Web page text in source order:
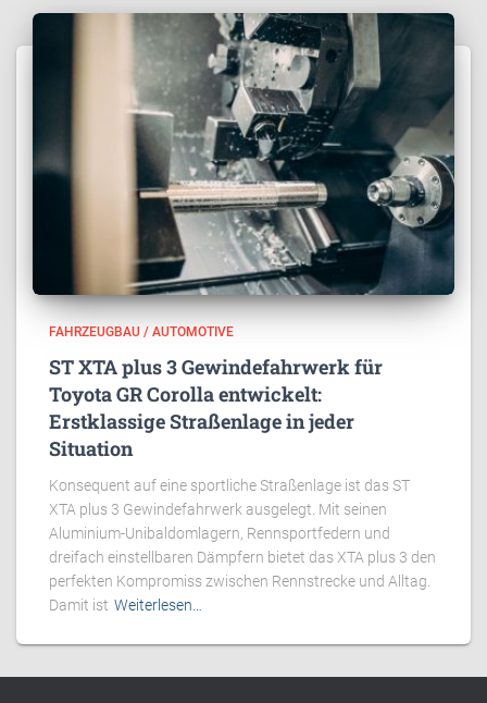
FAHRZEUGBAU / AUTOMOTIVE
ST XTA plus 3 Gewindefahrwerk für
Toyota GR Corolla entwickelt:
Erstklassige Straßenlage in jeder
Situation
Konsequent auf eine sportliche Straßenlage ist das ST
XTA plus 3 Gewindefahrwerk ausgelegt. Mit seinen
Aluminium-Unibaldomlagern, Rennsportfedern und
dreifach einstellbaren Dämpfern bietet das XTA plus 3 den
perfekten Kompromiss zwischen Rennstrecke und Alltag.
Damit ist Weiterlesen…